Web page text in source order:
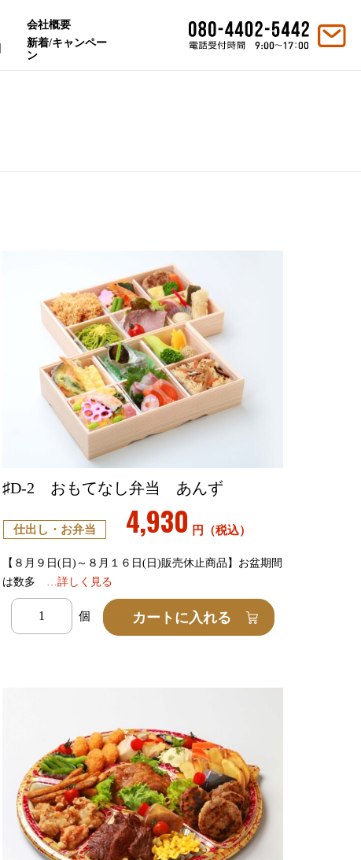
会社概要
新着/キャンペー
ン
♯D-2 おもてなし弁当 あんず
仕出し・お弁当 4,930 円（税込）
【８月９日(日)～８月１６日(日)販売休止商品】お盆期間
は数多 …詳しく見る